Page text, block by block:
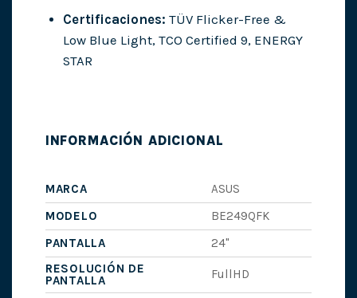
Certificaciones: TÜV Flicker-Free &
Low Blue Light, TCO Certified 9, ENERGY
STAR
INFORMACIÓN ADICIONAL
MARCA
ASUS
MODELO
BE249QFK
PANTALLA
24"
RESOLUCIÓN DE
PANTALLA
FullHD